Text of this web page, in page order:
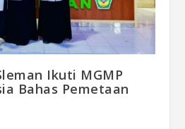
Ikuti MGMP
Bahas Pemetaan